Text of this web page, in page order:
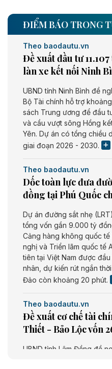
ĐIỂM BÁO TRONG
Theo baodautu.vn
Đề xuất đầu tư
làn xe kết nối Ninh
UBND tỉnh Ninh Bình đề
Bộ Tài chính hỗ trợ
sách Trung ương để đầu
và cầu vượt sông Hồng
Yên. Dự án có tổng chiều
giai đoạn 2026 - 2030.
Theo baodautu.vn
Dốc toàn lực đưa
đồng tại Phú Quốc
Dự án đường sắt nhẹ
tổng vốn gần 9.000 tỷ
Cảng hàng không quốc tế
nghị và Triển lãm quốc tế
tiên tại Việt Nam được
nhân, dự kiến rút ngắn
Đảo còn khoảng 20 phút.
Theo baodautu.vn
Đề xuất cơ chế tài
Thiết - Bảo Lộc vốn
UBND tỉnh Lâm Đồng đề